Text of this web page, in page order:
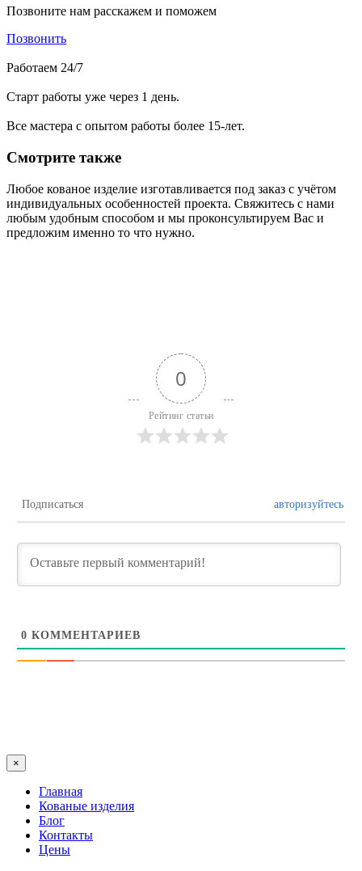
Позвоните нам расскажем и поможем
Позвонить
Работаем 24/7
Старт работы уже через 1 день.
Все мастера с опытом работы более 15-лет.
Смотрите также
Любое кованое изделие изготавливается под заказ с учётом
индивидуальных особенностей проекта. Свяжитесь с нами
любым удобным способом и мы проконсультируем Вас и
предложим именно то что нужно.
0
Рейтинг статьи
Подписаться авторизуйтесь
0 КОММЕНТАРИЕВ
×
Главная
Кованые изделия
Блог
Контакты
Цены